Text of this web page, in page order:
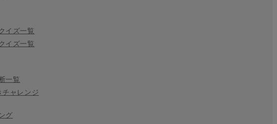
イズ一覧
イズ一覧
一覧
ャレンジ
グ